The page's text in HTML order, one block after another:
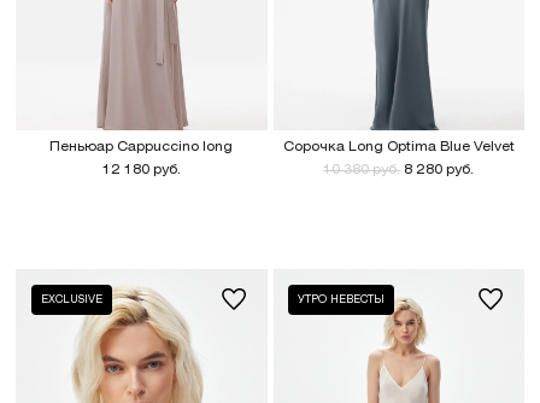
Пеньюар Cappuccino long
12 180 руб.
Сорочка Long Optima Blue Velvet
10 380 руб. 8 280 руб.
EXCLUSIVE УТРО НЕВЕСТЫ